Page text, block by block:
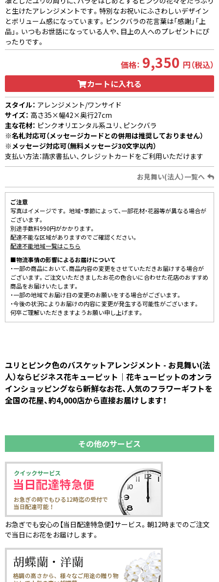
と生けたアレンジメントです。特別なお祝いにふさわしいデザイン
とボリューム感になっています。ピンクバラの花言葉は「感謝」「上
品」。いつもお世話になっている人や、目上の人へのプレゼントにぴ
ったりです。
価格： 9,350 円（税込）
カートに入れる
スタイル： アレンジメント/ワンサイド
サイズ： 高さ35×幅42×奥行27cm
主な花材： ピンクオリエンタル系ユリ、ピンクバラ
※名札対応可（メッセージカードとの併用は推奨しておりません）
※メッセージ対応可（無料メッセージ30文字以内）
支払い方法：請求書払い、クレジットカードをご利用いただけます
お見舞い(法人）一覧へ
ご注意
写真はイメージです。 地域・季節によって、一部花材・花器等が異なる場合が
ございます。
別途手数料990円がかかります。
配達不能な区域がありますのでご確認ください。
配達不能地域一覧はこちら
■物流事情の影響によるお届けについて
・一部の商品において、商品内容の変更をさせていただきお届けする場合が
ございます。ご注文いただきましたお花の色合いに合わせた花店のおすすめ
商品をお届けいたします。
・一部の地域でお届け日の変更のお願いをする場合がございます。
・今後の状況によりお届けの内容に変更が発生する可能性がございます。
何卒ご理解いただきますようお願い申し上げます。
ユリとピンク色のバスケットアレンジメント - お見舞い(法
人）ならビジネス花キューピット｜花キューピットのオンラ
インショッピングなら新鮮なお花、人気のフラワーギフトを
全国の花屋、約4,000店から直接お届けします！
その他のサービス
お急ぎでも安心の【当日配達特急便】サービス。朝12時までのご注文
で当日にお花をお届けします。